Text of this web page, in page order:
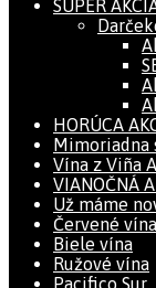
SUPER
HORÚCA
Mimoriadna
Vína z Viña
VIANOČNÁ
Už máme
Červené vína
Biele vína
Ružové vína
Pacifico Sur